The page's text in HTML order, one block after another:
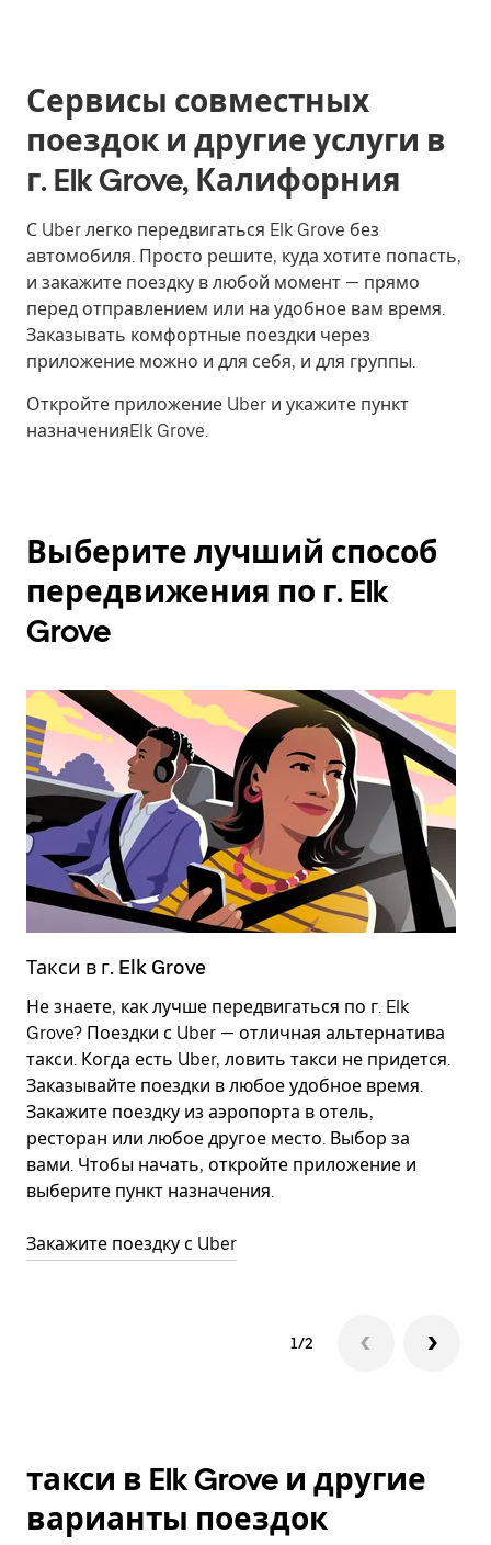
Сервисы совместных
поездок и другие услуги в
г. Elk Grove, Калифорния
С Uber легко передвигаться Elk Grove без
автомобиля. Просто решите, куда хотите попасть,
и закажите поездку в любой момент — прямо
перед отправлением или на удобное вам время.
Заказывать комфортные поездки через
приложение можно и для себя, и для группы.
Откройте приложение Uber и укажите пункт
назначенияElk Grove.
Выберите лучший способ
передвижения по г. Elk
Grove
Такси в г. Elk Grove
Не знаете, как лучше передвигаться по г. Elk
Grove? Поездки с Uber — отличная альтернатива
такси. Когда есть Uber, ловить такси не придется.
Заказывайте поездки в любое удобное время.
Закажите поездку из аэропорта в отель,
ресторан или любое другое место. Выбор за
вами. Чтобы начать, откройте приложение и
выберите пункт назначения.
Закажите поездку с Uber
1/2
такси в Elk Grove и другие
варианты поездок